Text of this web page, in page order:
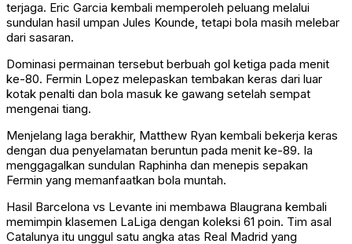
terjaga. Eric Garcia kembali memperoleh peluang melalui
sundulan hasil umpan Jules Kounde, tetapi bola masih melebar
dari sasaran.
Dominasi permainan tersebut berbuah gol ketiga pada menit
ke-80. Fermin Lopez melepaskan tembakan keras dari luar
kotak penalti dan bola masuk ke gawang setelah sempat
mengenai tiang.
Menjelang laga berakhir, Matthew Ryan kembali bekerja keras
dengan dua penyelamatan beruntun pada menit ke-89. Ia
menggagalkan sundulan Raphinha dan menepis sepakan
Fermin yang memanfaatkan bola muntah.
Hasil Barcelona vs Levante ini membawa Blaugrana kembali
memimpin klasemen LaLiga dengan koleksi 61 poin. Tim asal
Catalunya itu unggul satu angka atas Real Madrid yang